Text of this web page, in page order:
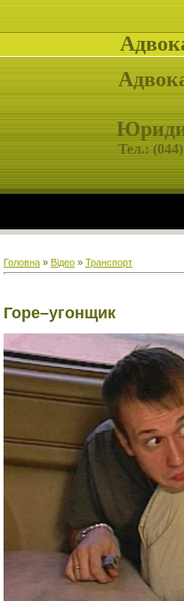
Тел.: (
Головна » Відео » Транспорт
Горе–угонщик